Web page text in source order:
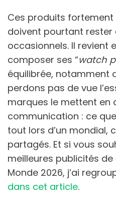
Ces produits fortement
doivent pourtant rester
occasionnels. Il revient
composer ses “watch
équilibrée, notamment
perdons pas de vue
marques le mettent en
communication : ce
tout lors d’un mondial,
partagés. Et si vous
meilleures publicités
Monde 2026, j’ai
dans cet article.